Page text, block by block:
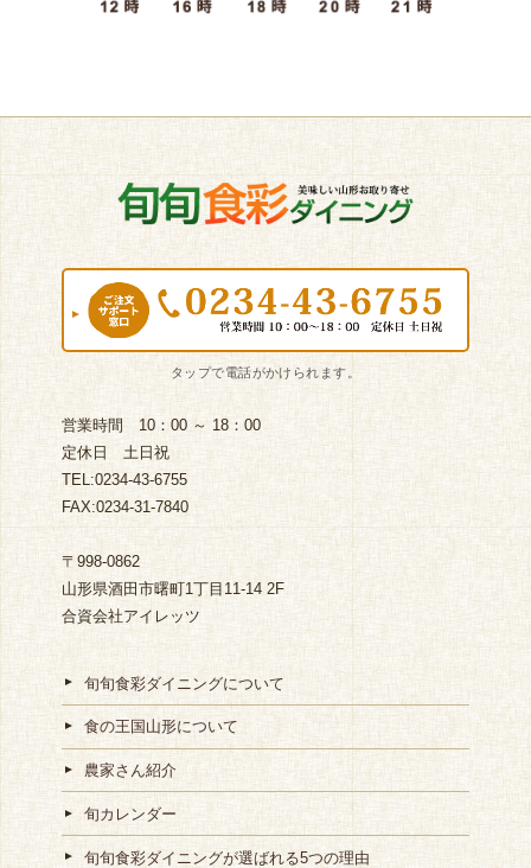
営業時間 10：00 ～ 18：00
定休日 土日祝
TEL:0234-43-6755
FAX:0234-31-7840
〒998-0862
山形県酒田市曙町1丁目11-14 2F
合資会社アイレッツ
旬旬食彩ダイニングについて
食の王国山形について
農家さん紹介
旬カレンダー
旬旬食彩ダイニングが選ばれる5つの理由